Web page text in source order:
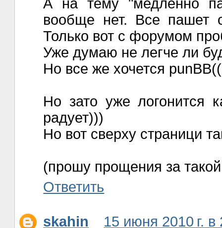
А на тему "медленно
вообще нет. Все пашет
Только вот с форумом
Уже думаю не легче ли
Но все же хочется
Но зато уже логонится
радует)))
Но вот сверху страници
(прошу прощения за
Ответить
skahin 15 июня 2010 г. в